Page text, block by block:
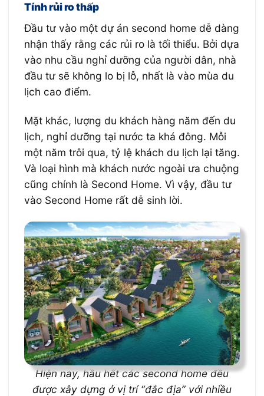
Tính rủi ro thấp
Đầu tư vào một dự án second home dễ dàng
nhận thấy rằng các rủi ro là tối thiểu. Bởi dựa
vào nhu cầu nghỉ dưỡng của người dân, nhà
đầu tư sẽ không lo bị lỗ, nhất là vào mùa du
lịch cao điểm.
Mặt khác, lượng du khách hàng năm đến du
lịch, nghỉ dưỡng tại nước ta khá đông. Mỗi
một năm trôi qua, tỷ lệ khách du lịch lại tăng.
Và loại hình mà khách nước ngoài ưa chuộng
cũng chính là Second Home. Vì vậy, đầu tư
vào Second Home rất dễ sinh lời.
Hiện nay, hầu hết các second home đều
được xây dựng ở vị trí “đắc địa” với nhiều